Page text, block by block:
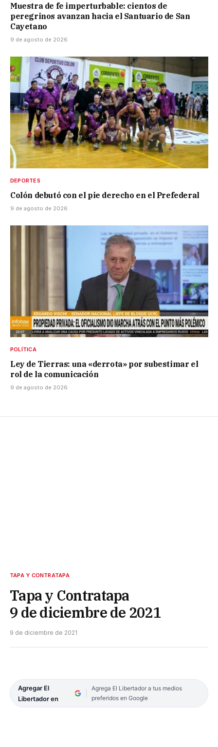
Muestra de fe imperturbable: cientos de
peregrinos avanzan hacia el Santuario de San
Cayetano
9 de agosto de 2026
DEPORTES
Colón debutó con el pie derecho en el Prefederal
9 de agosto de 2026
POLÍTICA
Ley de Tierras: una «derrota» por subestimar el
rol de la comunicación
9 de agosto de 2026
TAPA Y CONTRATAPA
Tapa y Contratapa
9 de diciembre de 2021
9 de diciembre de 2021
Agregar El
Libertador en
Agrega El Libertador a tus medios
preferidos en Google